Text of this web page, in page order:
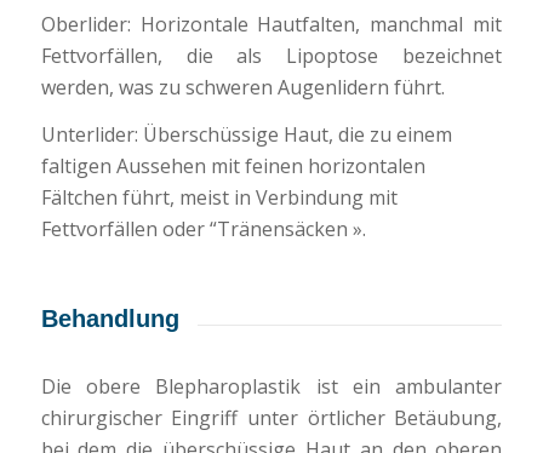
Oberlider: Horizontale Hautfalten, manchmal mit
Fettvorfällen, die als Lipoptose bezeichnet
werden, was zu schweren Augenlidern führt.
Unterlider: Überschüssige Haut, die zu einem
faltigen Aussehen mit feinen horizontalen
Fältchen führt, meist in Verbindung mit
Fettvorfällen oder “Tränensäcken ».
Behandlung
Die obere Blepharoplastik ist ein ambulanter
chirurgischer Eingriff unter örtlicher Betäubung,